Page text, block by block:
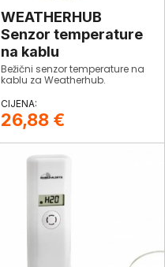
WEATHERHUB
Senzor temperature
na kablu
Bežični senzor temperature na
kablu za Weatherhub.
26,88 €